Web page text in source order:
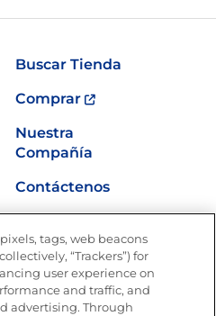
Buscar Tienda
Comprar
Nuestra
Compañía
Contáctenos
tags, web beacons
“Trackers”) for
user experience on
and traffic, and
advertising. Through